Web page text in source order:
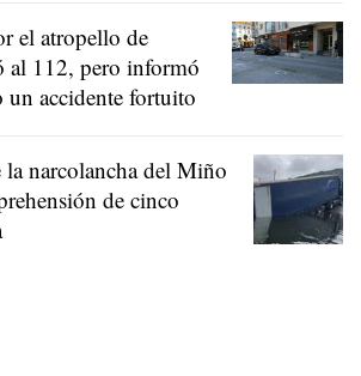
el atropello de
al 112, pero informó
un accidente fortuito
narcolancha del Miño
de cinco